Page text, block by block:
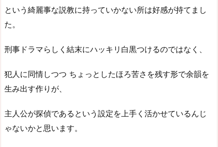
という綺麗事な説教に持っていかない所は好感が持てまし
た。
刑事ドラマらしく結末にハッキリ白黒つけるのではなく、
犯人に同情しつつ ちょっとしたほろ苦さを残す形で余韻を
生み出す作りが、
主人公が探偵であるという設定を上手く活かせているんじ
ゃないかと思います。